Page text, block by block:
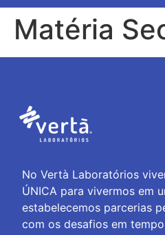
Matéria
No Vertà Laboratórios
ÚNICA para vivermos em
estabelecemos parcerias
com os desafios em